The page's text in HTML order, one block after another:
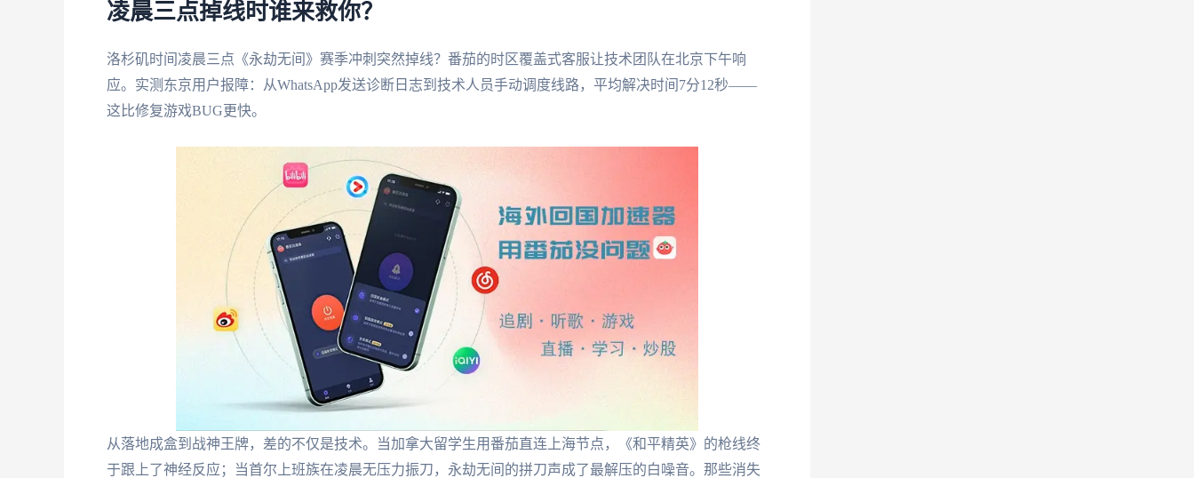
凌晨三点掉线时谁来救你？
洛杉矶时间凌晨三点《永劫无间》赛季冲刺突然掉线？番茄的时区覆盖式客服让技术团队在北京下午响
应。实测东京用户报障：从WhatsApp发送诊断日志到技术人员手动调度线路，平均解决时间7分12秒——
这比修复游戏BUG更快。
从落地成盒到战神王牌，差的不仅是技术。当加拿大留学生用番茄直连上海节点，《和平精英》的枪线终
于跟上了神经反应；当首尔上班族在凌晨无压力振刀，永劫无间的拼刀声成了最解压的白噪音。那些消失